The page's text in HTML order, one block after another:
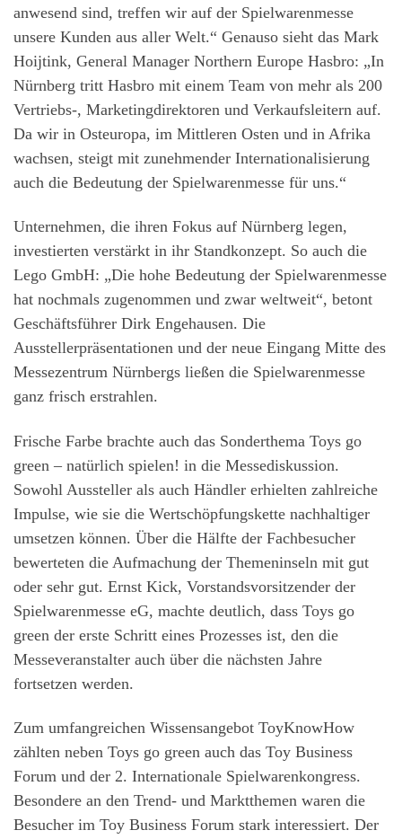
anwesend sind, treffen wir auf der Spielwarenmesse
unsere Kunden aus aller Welt.“ Genauso sieht das Mark
Hoijtink, General Manager Northern Europe Hasbro: „In
Nürnberg tritt Hasbro mit einem Team von mehr als 200
Vertriebs-, Marketingdirektoren und Verkaufsleitern auf.
Da wir in Osteuropa, im Mittleren Osten und in Afrika
wachsen, steigt mit zunehmender Internationalisierung
auch die Bedeutung der Spielwarenmesse für uns.“
Unternehmen, die ihren Fokus auf Nürnberg legen,
investierten verstärkt in ihr Standkonzept. So auch die
Lego GmbH: „Die hohe Bedeutung der Spielwarenmesse
hat nochmals zugenommen und zwar weltweit“, betont
Geschäftsführer Dirk Engehausen. Die
Ausstellerpräsentationen und der neue Eingang Mitte des
Messezentrum Nürnbergs ließen die Spielwarenmesse
ganz frisch erstrahlen.
Frische Farbe brachte auch das Sonderthema Toys go
green – natürlich spielen! in die Messediskussion.
Sowohl Aussteller als auch Händler erhielten zahlreiche
Impulse, wie sie die Wertschöpfungskette nachhaltiger
umsetzen können. Über die Hälfte der Fachbesucher
bewerteten die Aufmachung der Themeninseln mit gut
oder sehr gut. Ernst Kick, Vorstandsvorsitzender der
Spielwarenmesse eG, machte deutlich, dass Toys go
green der erste Schritt eines Prozesses ist, den die
Messeveranstalter auch über die nächsten Jahre
fortsetzen werden.
Zum umfangreichen Wissensangebot ToyKnowHow
zählten neben Toys go green auch das Toy Business
Forum und der 2. Internationale Spielwarenkongress.
Besondere an den Trend- und Marktthemen waren die
Besucher im Toy Business Forum stark interessiert. Der